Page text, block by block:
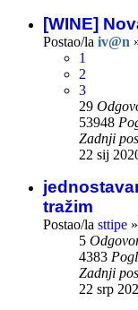
[WINE]
Postao/la iv@n
1
2
3
29
53948
Zadnji
22 sij
tražim
Postao/la sttipe »
5
4383
Zadnji
22 srp